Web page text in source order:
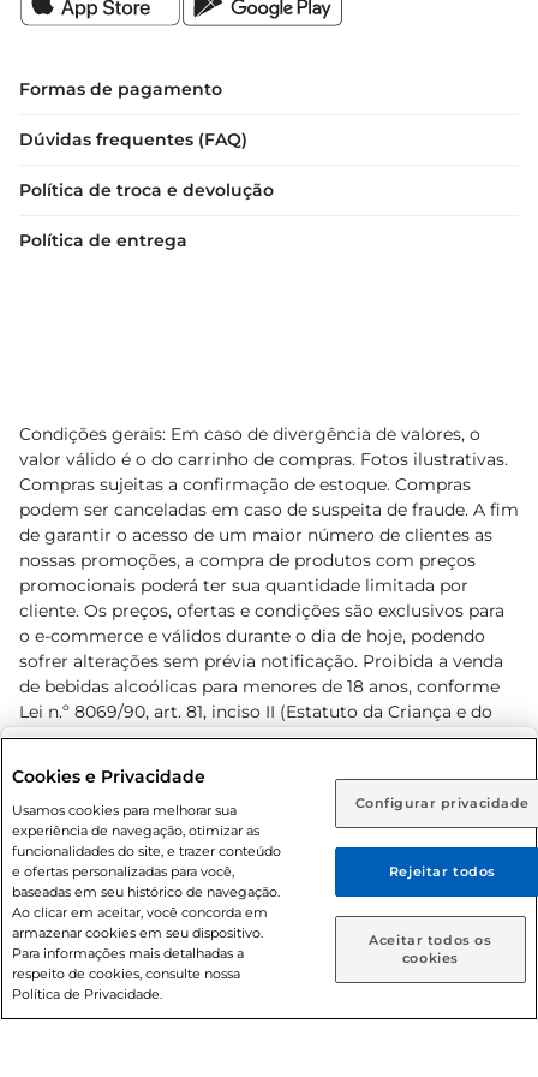
Rio de Janeiro (RJ) Goiás (GO)
Ou
Caso queira comprar online, informe como deseja receber
suas compras:
Entrega em casa Retire em Loja
Formas de pagamento
Dúvidas frequentes (FAQ)
Política de troca e devolução
Política de entrega
Condições gerais: Em caso de divergência de valores, o
valor válido é o do carrinho de compras. Fotos ilustrativas.
Compras sujeitas a confirmação de estoque. Compras
podem ser canceladas em caso de suspeita de fraude. A fim
de garantir o acesso de um maior número de clientes as
nossas promoções, a compra de produtos com preços
promocionais poderá ter sua quantidade limitada por
cliente. Os preços, ofertas e condições são exclusivos para
o e-commerce e válidos durante o dia de hoje, podendo
sofrer alterações sem prévia notificação. Proibida a venda
de bebidas alcoólicas para menores de 18 anos, conforme
Lei n.º 8069/90, art. 81, inciso II (Estatuto da Criança e do
Adolescente). Preços e condições exclusivos para o
prévio. O valor mínimo para as compras on-line é de R$
80,00.
© 2026 Copyright. Todos os direitos
reservados Prezunic.
Cookies e Privacidade
Usamos cookies para melhorar sua
experiência de navegação, otimizar as
funcionalidades do site, e trazer conteúdo
e ofertas personalizadas para você,
baseadas em seu histórico de navegação.
Ao clicar em aceitar, você concorda em
armazenar cookies em seu dispositivo.
Para informações mais detalhadas a
respeito de cookies, consulte nossa
Política de Privacidade.
Configurar privacidade
Rejeitar todos
Aceitar todos os
cookies